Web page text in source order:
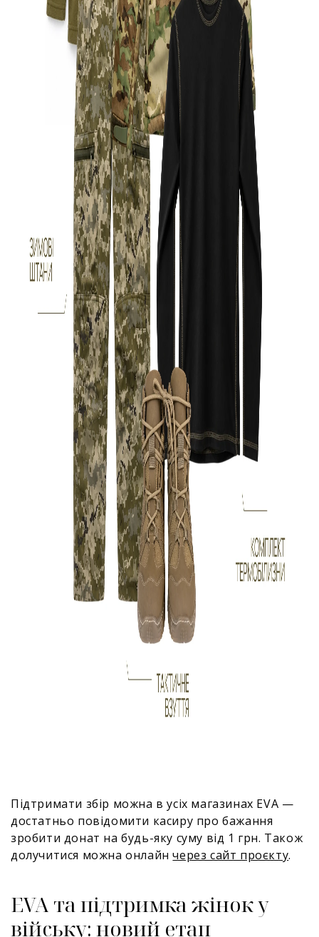
Підтримати збір можна в усіх магазинах EVA —
достатньо повідомити касиру про бажання
зробити донат на будь-яку суму від 1 грн. Також
долучитися можна онлайнчерез сайт проєкту.
EVA та підтримка жінок у
війську: новий етап